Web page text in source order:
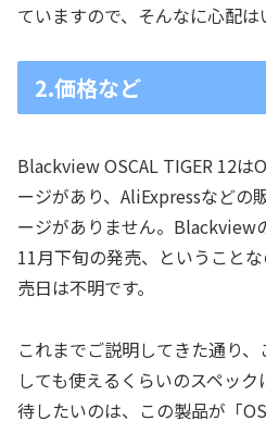
ていますので、そんなに心配は
2.価格など
Blackview OSCAL TIGER 12は
ージがあり、AliExpressなどの
ージがありません。Blackview
11月下旬の発売、ということ
売日は不明です。
これまでご説明してきた通り
しても使えるくらいのスペッ
待したいのは、この製品が「